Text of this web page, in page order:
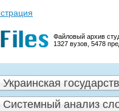
Файловый архив
1327 вузов, 5478
Украинская
Системный анализ